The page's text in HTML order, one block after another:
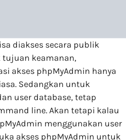
diakses secara publik
keamanan,
akses phpMyAdmin hanya
Sedangkan untuk
user database, tetap
line. Akan tetapi kalau
menggunakan user
akses phpMyAdmin untuk